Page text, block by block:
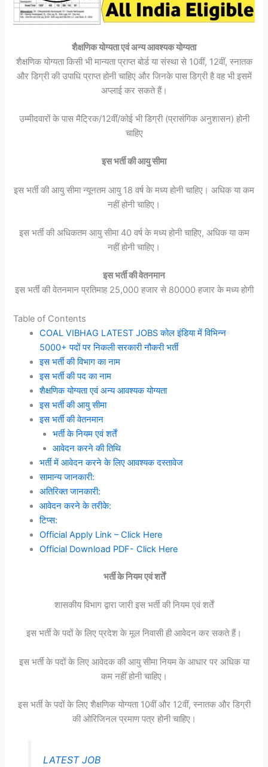
शैक्षणिक योग्यता एवं अन्य आवश्यक योग्यता
शैक्षणिक योग्यता किसी भी मान्यता प्राप्त बोर्ड या संस्था से 10वीं, 12वीं, स्नातक
और डिग्री की उपाधि प्राप्त होनी चाहिए और जिनके पास डिग्री है वह भी इसमें
अप्लाई कर सकते हैं।
उम्मीदवारों के पास मैट्रिक/12वीं/कोई भी डिग्री (प्रासंगिक अनुशासन) होनी
चाहिए
इस भर्ती की आयु सीमा
इस भर्ती की आयु सीमा न्यूनतम आयु 18 वर्ष के मध्य होनी चाहिए। अधिक या कम
नहीं होनी चाहिए।
इस भर्ती की अधिकतम आयु सीमा 40 वर्ष के मध्य होनी चाहिए, अधिक या कम
नहीं होनी चाहिए।
इस भर्ती की वेतनमान
इस भर्ती की वेतनमान प्रतिमाह 25,000 हजार से 80000 हजार के मध्य होगी
Table of Contents
COAL VIBHAG LATEST JOBS कोल इंडिया में विभिन्न
5000+ पदों पर निकली सरकारी नौकरी भर्ती
इस भर्ती की विभाग का नाम
इस भर्ती की पद का नाम
शैक्षणिक योग्यता एवं अन्य आवश्यक योग्यता
इस भर्ती की आयु सीमा
इस भर्ती की वेतनमान
भर्ती के नियम एवं शर्तें
आवेदन करने की तिथि
भर्ती में आवेदन करने के लिए आवश्यक दस्तावेज
सामान्य जानकारी:
अतिरिक्त जानकारी:
आवेदन करने के तरीके:
टिप्स:
Official Apply Link – Click Here
Official Download PDF- Click Here
भर्ती के नियम एवं शर्तें
शासकीय विभाग द्वारा जारी इस भर्ती की नियम एवं शर्तें
इस भर्ती के पदों के लिए प्रदेश के मूल निवासी ही आवेदन कर सकते हैं।
इस भर्ती के पदों के लिए आवेदक की आयु सीमा नियम के आधार पर अधिक या
कम नहीं होनी चाहिए।
इस भर्ती के पदों के लिए शैक्षणिक योग्यता 10वीं और 12वीं, स्नातक और डिग्री
की ओरिजिनल प्रमाण पत्र होनी चाहिए।
LATEST JOB